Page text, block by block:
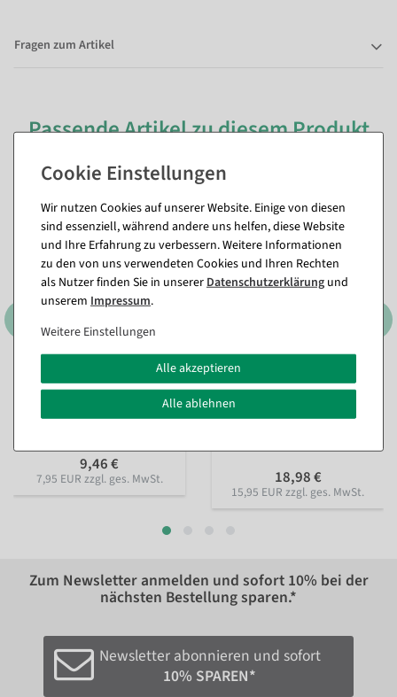
Fragen zum Artikel
Passende Artikel zu diesem Produkt
Hasen Silhouette 30 cm, mit
Standfuß in verschiedenen
Sofort versandfähig.
9,46 €
7,95 EUR zzgl. ges. MwSt.
Hasen Silhouette 50 cm, mit
Standplatte in
verschiedenen Varianten
Farbe: grün
18,98 €
15,95 EUR zzgl. ges. MwSt.
Zum Newsletter anmelden und sofort 10% bei der
nächsten Bestellung sparen.*
Newsletter abonnieren und sofort
10% SPAREN*
Wir nutzen Cookies auf unserer Website. Einige von diesen
sind essenziell, während andere uns helfen, diese Website
und Ihre Erfahrung zu verbessern. Weitere Informationen
zu den von uns verwendeten Cookies und Ihren Rechten
als Nutzer finden Sie in unsererDaten­schutz­erklärung und
unserem Impressum.
Weitere Einstellungen
Alle akzeptieren
Alle ablehnen